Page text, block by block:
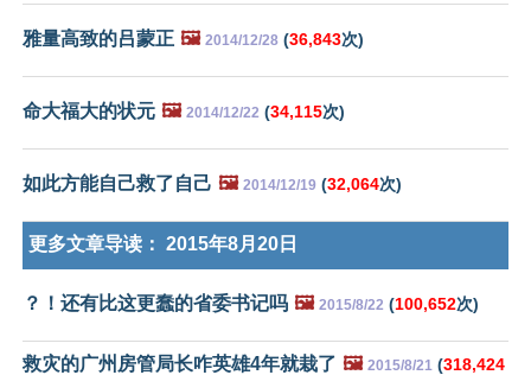
雅量高致的吕蒙正 🖼️ 2014/12/28 (36,843次)
命大福大的状元 🖼️ 2014/12/22 (34,115次)
如此方能自己救了自己 🖼️ 2014/12/19 (32,064次)
更多文章导读： 2015年8月20日
？！还有比这更蠢的省委书记吗 🖼️ 2015/8/22 (100,652次)
救灾的广州房管局长咋英雄4年就栽了 🖼️ 2015/8/21 (318,424